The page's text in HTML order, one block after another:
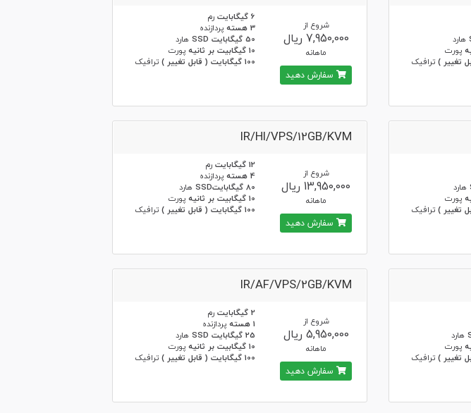
هارد
پورت
ترافیک
6 گیگابایت
رم
3 هسته
پردازنده
50 گیگابایت SSD
هارد
10 گیگابیت بر ثانیه
پورت
100 گیگابایت ( قابل تغییر )
ترافیک
شروع از
7,950,000 ریال
ماهانه
سفارش دهید
هارد
پورت
ترافیک
IR/HI/VPS/12GB/KVM
12 گیگابایت
رم
4 هسته
پردازنده
80 گیگابایتSSD
هارد
10 گیگابیت بر ثانیه
پورت
100 گیگابایت ( قابل تغییر )
ترافیک
شروع از
13,950,000 ریال
ماهانه
سفارش دهید
هارد
پورت
ترافیک
IR/AF/VPS/2GB/KVM
2 گیگابایت
رم
1 هسته
پردازنده
25 گیگابایت SSD
هارد
10 گیگابیت بر ثانیه
پورت
100 گیگابایت ( قابل تغییر )
ترافیک
شروع از
5,950,000 ریال
ماهانه
سفارش دهید